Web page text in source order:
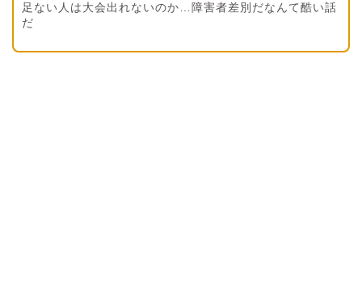
足ない人は大会出れないのか…障害者差別だなんて酷い話
だ